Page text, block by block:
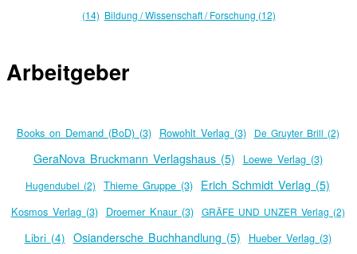
(14) Bildung / Wissenschaft / Forschung (12)
Arbeitgeber
Books on Demand (BoD) (3) Rowohlt Verlag (3) De Gruyter Brill (2)
GeraNova Bruckmann Verlagshaus (5) Loewe Verlag (3)
Hugendubel (2) Thieme Gruppe (3) Erich Schmidt Verlag (5)
Kosmos Verlag (3) Droemer Knaur (3) GRÄFE UND UNZER Verlag (2)
Libri (4) Osiandersche Buchhandlung (5) Hueber Verlag (3)